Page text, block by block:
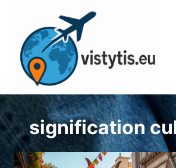
contenu
signification